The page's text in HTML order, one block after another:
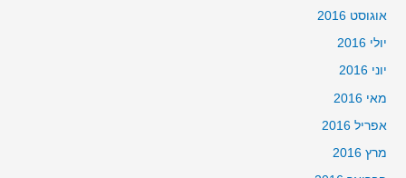
אוגוסט 2016
יולי 2016
יוני 2016
מאי 2016
אפריל 2016
מרץ 2016